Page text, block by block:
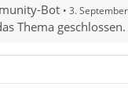
Bot 3.
Thema geschlossen.